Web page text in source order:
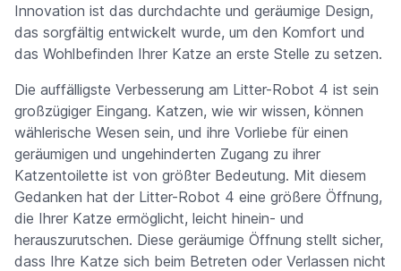
Innovation ist das durchdachte und geräumige Design,
das sorgfältig entwickelt wurde, um den Komfort und
das Wohlbefinden Ihrer Katze an erste Stelle zu setzen.
Die auffälligste Verbesserung am Litter-Robot 4 ist sein
großzügiger Eingang. Katzen, wie wir wissen, können
wählerische Wesen sein, und ihre Vorliebe für einen
geräumigen und ungehinderten Zugang zu ihrer
Katzentoilette ist von größter Bedeutung. Mit diesem
Gedanken hat der Litter-Robot 4 eine größere Öffnung,
die Ihrer Katze ermöglicht, leicht hinein- und
herauszurutschen. Diese geräumige Öffnung stellt sicher,
dass Ihre Katze sich beim Betreten oder Verlassen nicht